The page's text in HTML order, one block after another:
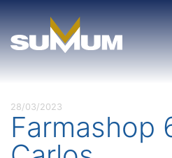
content
28/03/2023
Farmashop